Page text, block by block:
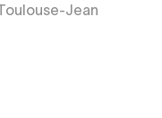
Jean